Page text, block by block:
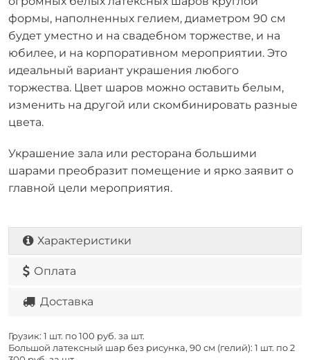
формы, наполненных гелием, диаметром 90 см
будет уместно и на свадебном торжестве, и на
юбилее, и на корпоративном мероприятии. Это
идеальный вариант украшения любого
торжества. Цвет шаров можно оставить белым,
изменить на другой или скомбинировать разные
цвета.
Украшение зала или ресторана большими
шарами преобразит помещение и ярко заявит о
главной цели мероприятия.
Характеристики
Оплата
Доставка
Грузик: 1 шт. по 100 руб. за шт.
Большой латексный шар без рисунка, 90 см (гелий): 1 шт. по 2